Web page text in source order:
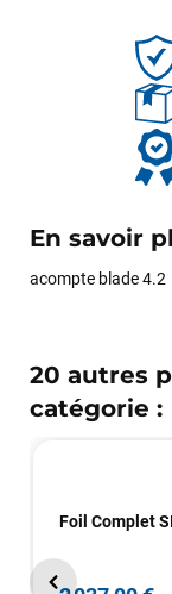
En savoir
acompte blade 4.2
20 autres
catégorie :
Foil Complet